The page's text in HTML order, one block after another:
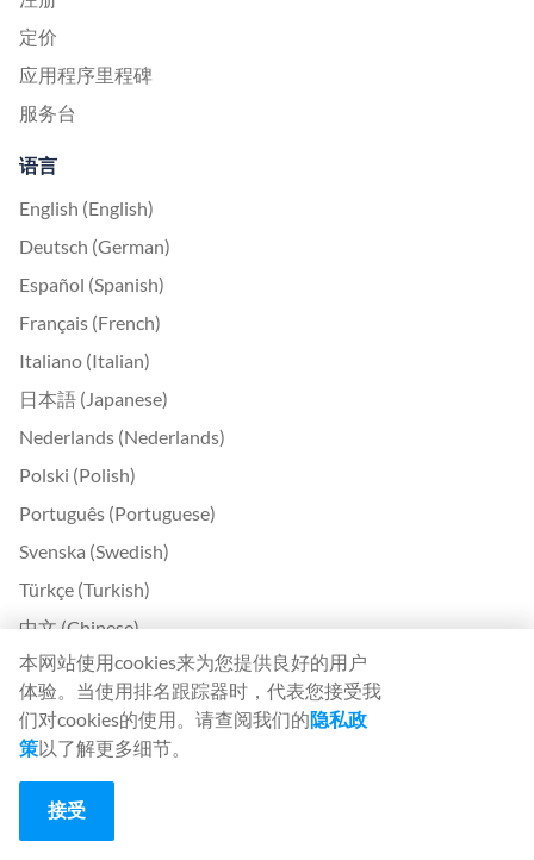
定价
应用程序里程碑
服务台
语言
English (English)
Deutsch (German)
Español (Spanish)
Français (French)
Italiano (Italian)
日本語 (Japanese)
Nederlands (Nederlands)
Polski (Polish)
Português (Portuguese)
Svenska (Swedish)
Türkçe (Turkish)
中文 (Chinese)
Български (Bulgarian)
Čeština (Czech)
Dansk (Danish)
Ελληνικά (Greek)
Eesti (Estonian)
本网站使用cookies来为您提供良好的用户
体验。当使用排名跟踪器时，代表您接受我
们对cookies的使用。请查阅我们的隐私政
策以了解更多细节。
接受